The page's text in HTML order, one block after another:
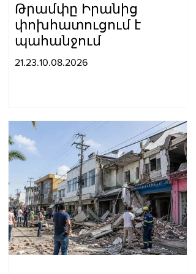
Թրամփը Իրանից
փոխհատուցում է
պահանջում
21.23.10.08.2026